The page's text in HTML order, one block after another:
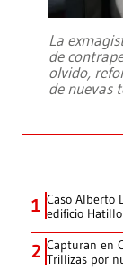
La
de
olvido,
de nuevas
1 Caso Alberto
edificio Hatillo
2 Capturan en
Trillizas por